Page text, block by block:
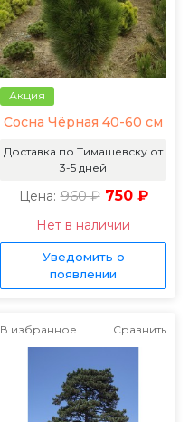
Акция
Сосна Чёрная 40-60 см
Доставка по Тимашевску от
3-5 дней
Цена: 960 ₽ 750 ₽
Нет в наличии
Уведомить о
появлении
В избранное Сравнить